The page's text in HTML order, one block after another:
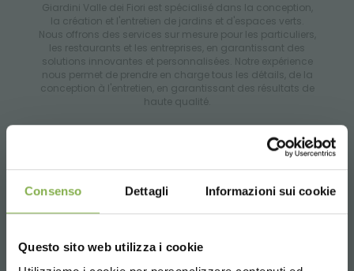
Consenso Dettagli Informazioni sui cookie
Questo sito web utilizza i cookie
Giardini Valle dei Fiori est spécialisé dans la conception,
la création et l'entretien de jardins et d'espaces verts.
Nous offrons des services sur mesure pour les particuliers,
les restaurants et les entreprises, en garantissant des
solutions innovantes et personnalisées. Notre expérience
nous permet de prendre en charge tous les détails, de la
conception à l'entretien, en garantissant des résultats de
haute qualité.